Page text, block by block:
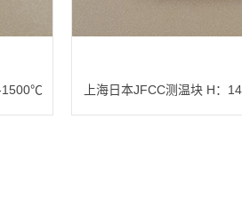
1500℃ 上海日本JFCC测温块 H：